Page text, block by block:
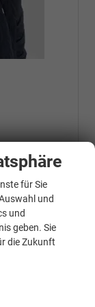
15
für Sie
und
und
geben. Sie
die Zukunft